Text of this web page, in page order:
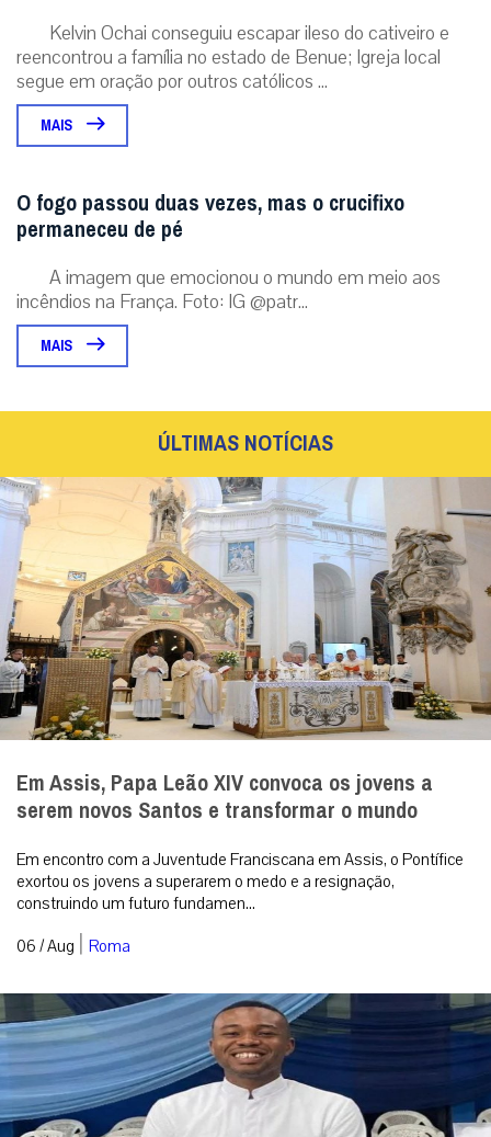
Kelvin Ochai conseguiu escapar ileso do cativeiro e
reencontrou a família no estado de Benue; Igreja local
segue em oração por outros católicos ...
MAIS
O fogo passou duas vezes, mas o crucifixo
permaneceu de pé
A imagem que emocionou o mundo em meio aos
incêndios na França. Foto: IG @patr...
MAIS
ÚLTIMAS NOTÍCIAS
Em Assis, Papa Leão XIV convoca os jovens a
serem novos Santos e transformar o mundo
Em encontro com a Juventude Franciscana em Assis, o Pontífice
exortou os jovens a superarem o medo e a resignação,
construindo um futuro fundamen...
06 / Aug | Roma